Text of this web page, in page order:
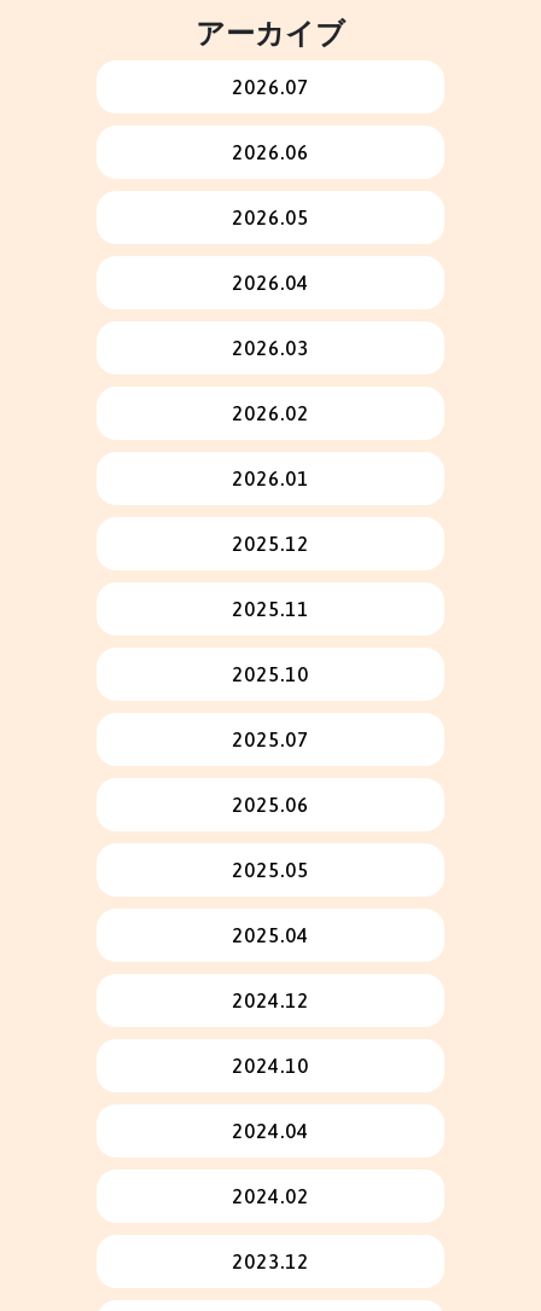
アーカイブ
2026.07
2026.06
2026.05
2026.04
2026.03
2026.02
2026.01
2025.12
2025.11
2025.10
2025.07
2025.06
2025.05
2025.04
2024.12
2024.10
2024.04
2024.02
2023.12